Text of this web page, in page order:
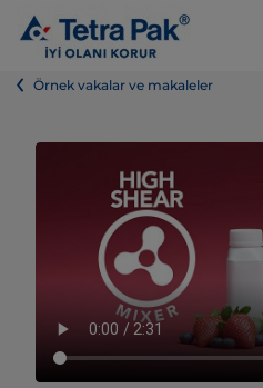
Örnek vakalar ve makaleler